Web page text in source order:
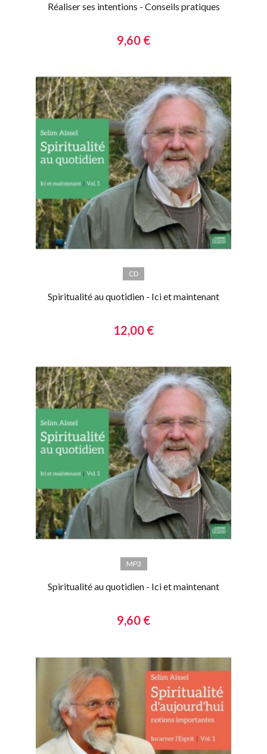
Réaliser ses intentions - Conseils pratiques
9,60 €
CD
Spiritualité au quotidien - Ici et maintenant
12,00 €
MP3
Spiritualité au quotidien - Ici et maintenant
9,60 €